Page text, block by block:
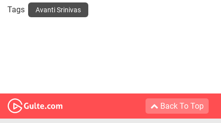
Tags Avanti Srinivas
Back To Top